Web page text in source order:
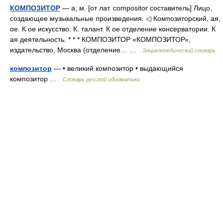
КОМПОЗИТОР — а; м. [от лат. compositor составитель] Лицо,
создающее музыкальные произведения. ◁ Композиторский, ая,
ое. К ое искусство. К. талант. К ое отделение консерватории. К
ая деятельность. * * * КОМПОЗИТОР «КОМПОЗИТОР»,
издательство, Москва (отделение… …
Энциклопедический словарь
композитор — • великий композитор • выдающийся
композитор …
Словарь русской идиоматики